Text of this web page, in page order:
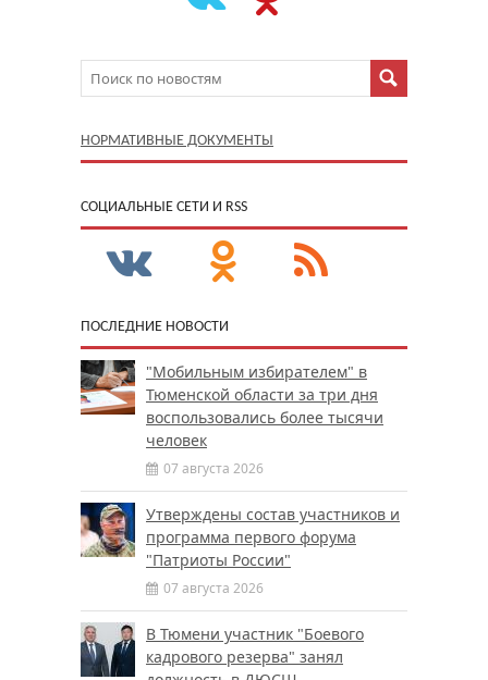
НОРМАТИВНЫЕ ДОКУМЕНТЫ
CОЦИАЛЬНЫЕ СЕТИ И RSS
ПОСЛЕДНИЕ НОВОСТИ
"Мобильным избирателем" в
Тюменской области за три дня
воспользовались более тысячи
человек
07 августа 2026
Утверждены состав участников и
программа первого форума
"Патриоты России"
07 августа 2026
В Тюмени участник "Боевого
кадрового резерва" занял